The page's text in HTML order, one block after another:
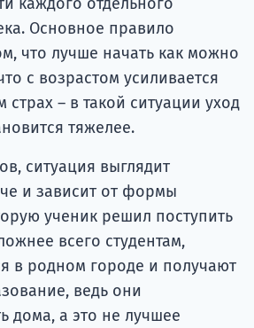
Основное правило
что лучше начать как можно
с возрастом усиливается
страх – в такой ситуации уход
тяжелее.
ситуация выглядит
и зависит от формы
ученик решил поступить
всего студентам,
в родном городе и получают
ведь они
дома, а это не лучшее